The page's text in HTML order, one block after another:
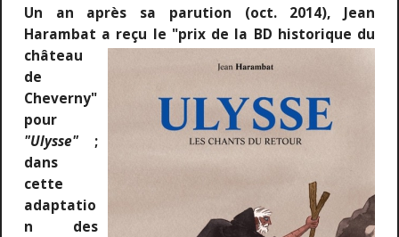
Un an après sa parution (oct. 2014), Jean
Harambat a reçu le "prix de la BD historique du
château
de
Cheverny"
pour
"Ulysse";
dans
cette
adaptatio
n des